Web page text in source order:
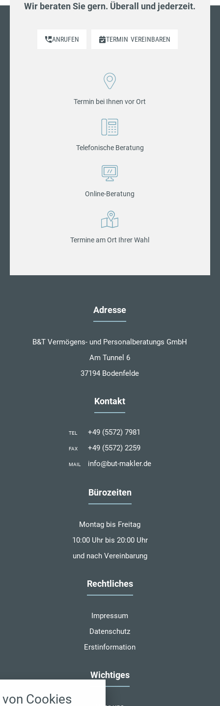
Wir beraten Sie gern. Überall und jederzeit.
ANRUFEN TERMIN VEREINBAREN
Termin bei Ihnen vor Ort
Telefonische Beratung
Online-Beratung
Termine am Ort Ihrer Wahl
Adresse
B&T Vermögens- und Personalberatungs GmbH
Am Tunnel 6
37194 Bodenfelde
Kontakt
TEL +49 (5572) 7981
FAX +49 (5572) 2259
MAIL info@but-makler.de
Bürozeiten
Montag bis Freitag
10:00 Uhr bis 20:00 Uhr
und nach Vereinbarung
Rechtliches
Impressum
Datenschutz
Erstinformation
Wichtiges
Cookies
alle verwendeten Cookies und